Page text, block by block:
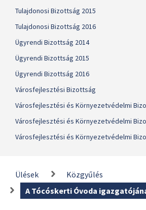
Tulajdonosi Bizottság 2015
Tulajdonosi Bizottság 2016
Ügyrendi Bizottság 2014
Ügyrendi Bizottság 2015
Ügyrendi Bizottság 2016
Városfejlesztési Bizottság
Városfejlesztési és Környezetvédelmi
Városfejlesztési és Környezetvédelmi
Városfejlesztési és Környezetvédelmi
Ülések
Közgyűlés
A Tócóskerti Óvoda